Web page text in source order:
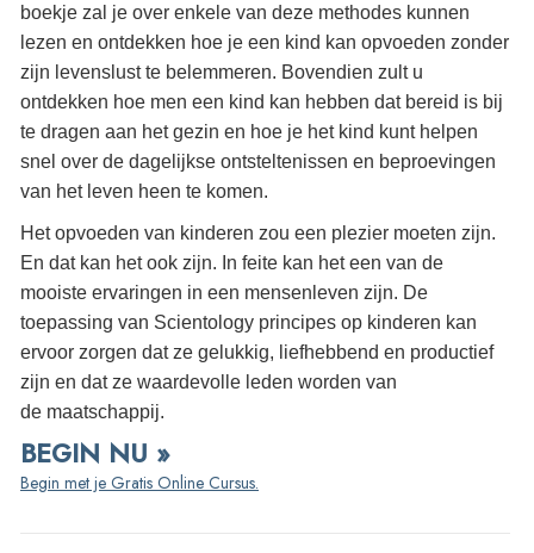
boekje zal je over enkele van deze methodes kunnen
lezen en ontdekken hoe je een kind kan opvoeden zonder
zijn levenslust te belemmeren. Bovendien zult u
ontdekken hoe men een kind kan hebben dat bereid is bij
te dragen aan het gezin en hoe je het kind kunt helpen
snel over de dagelijkse ontsteltenissen en beproevingen
van het leven heen te komen.
Het opvoeden van kinderen zou een plezier moeten zijn.
En dat kan het ook zijn. In feite kan het een van de
mooiste ervaringen in een mensenleven zijn. De
toepassing van Scientology principes op kinderen kan
ervoor zorgen dat ze gelukkig, liefhebbend en productief
zijn en dat ze waardevolle leden worden van
de maatschappij.
BEGIN NU »
Begin met je Gratis Online Cursus.